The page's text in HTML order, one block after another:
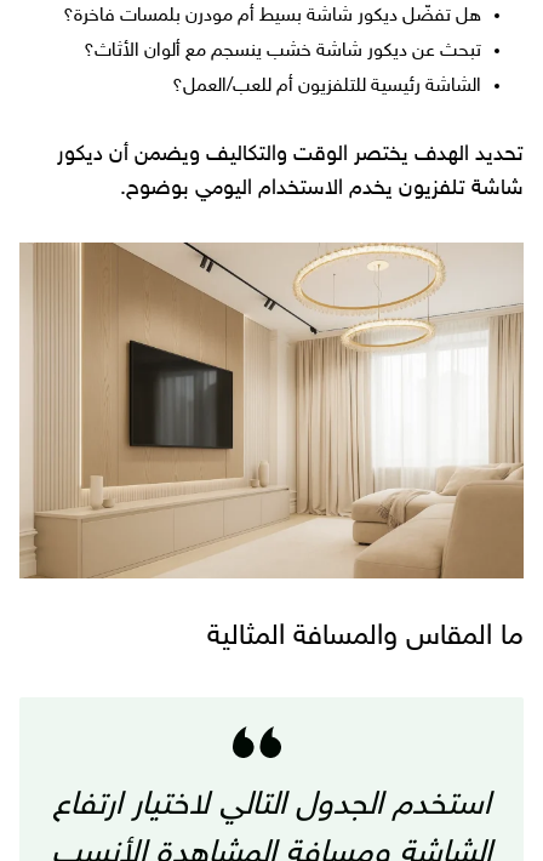
هل تفضّل ديكور شاشة بسيط أم مودرن بلمسات فاخرة؟
تبحث عن ديكور شاشة خشب ينسجم مع ألوان الأثاث؟
الشاشة رئيسية للتلفزيون أم للعب/العمل؟
تحديد الهدف يختصر الوقت والتكاليف ويضمن أن ديكور
شاشة تلفزيون يخدم الاستخدام اليومي بوضوح.
ما المقاس والمسافة المثالية
استخدم الجدول التالي لاختيار ارتفاع